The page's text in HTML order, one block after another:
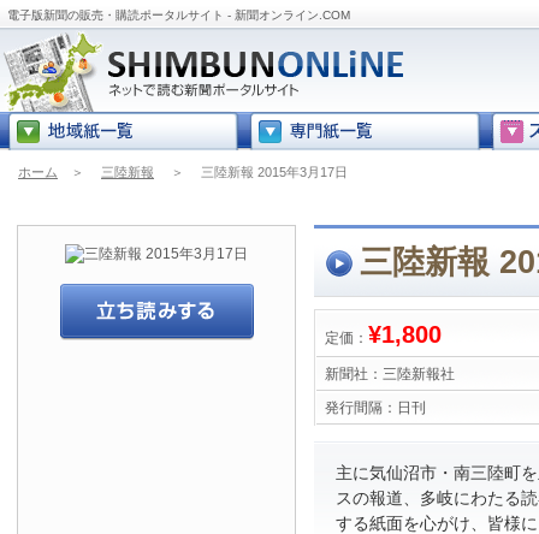
電子版新聞の販売・購読ポータルサイト - 新聞オンライン.COM
ホーム ＞ 三陸新報 ＞ 三陸新報 2015年3月17日
三陸新報
定価： ¥1,800
新聞社： 三陸新報社
発行間隔： 日刊
主に気仙沼市・南三陸町
スの報道、多岐にわたる
する紙面を心がけ、皆様